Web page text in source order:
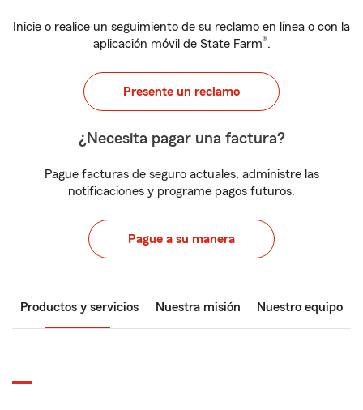
Inicie o realice un seguimiento de su reclamo en línea o con la
aplicación móvil de State Farm®.
Presente un reclamo
¿Necesita pagar una factura?
Pague facturas de seguro actuales, administre las
notificaciones y programe pagos futuros.
Pague a su manera
Productos y servicios Nuestra misión Nuestro equipo